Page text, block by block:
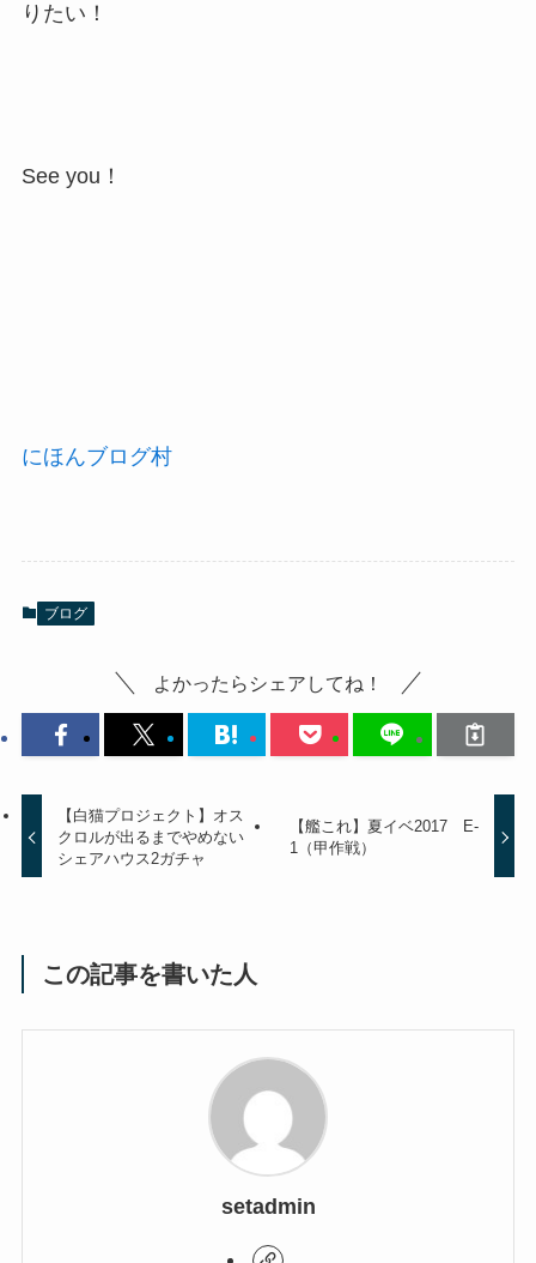
りたい！
See you！
にほんブログ村
ブログ
よかったらシェアしてね！
【白猫プロジェクト】オス
クロルが出るまでやめない
シェアハウス2ガチャ
【艦これ】夏イベ2017 E-
1（甲作戦）
この記事を書いた人
setadmin